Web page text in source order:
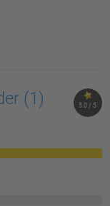
5.0 / 5
(1)